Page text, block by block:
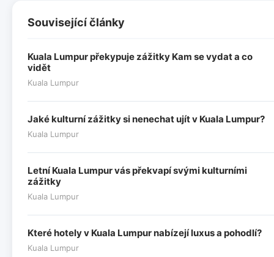
Související články
Kuala Lumpur překypuje zážitky Kam se vydat a co
vidět
Kuala Lumpur
Jaké kulturní zážitky si nenechat ujít v Kuala Lumpur?
Kuala Lumpur
Letní Kuala Lumpur vás překvapí svými kulturními
zážitky
Kuala Lumpur
Které hotely v Kuala Lumpur nabízejí luxus a pohodlí?
Kuala Lumpur